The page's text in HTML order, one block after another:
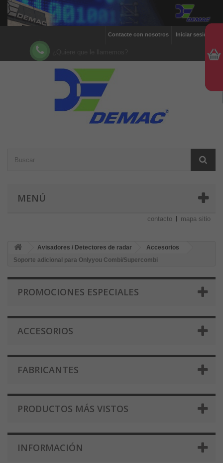
Iniciar sesión
Contacte con nosotros
MENÚ
contacto mapa sitio
Avisadores / Detectores de radar
Accesorios
Soporte adicional para Onlyyou Combi/Supercombi
PROMOCIONES ESPECIALES
ACCESORIOS
FABRICANTES
PRODUCTOS MÁS VISTOS
INFORMACIÓN